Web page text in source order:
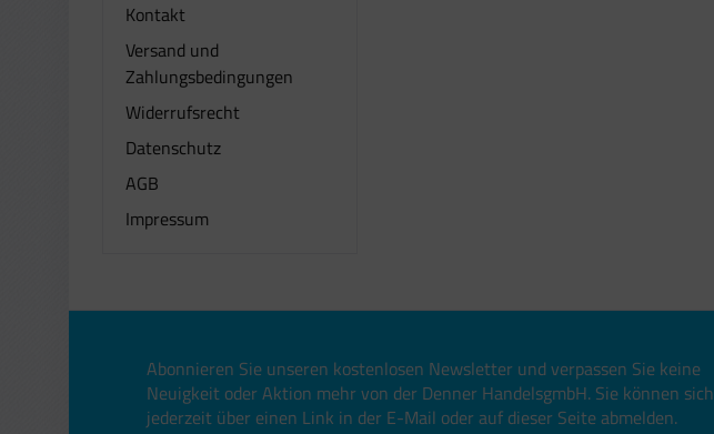
Kontakt
Versand und
Zahlungsbedingungen
Widerrufsrecht
Datenschutz
AGB
Impressum
Abonnieren Sie unseren kostenlosen Newsletter und verpassen Sie keine
Neuigkeit oder Aktion mehr von der Denner HandelsgmbH. Sie können sich
jederzeit über einen Link in der E-Mail oder auf dieser Seite abmelden.